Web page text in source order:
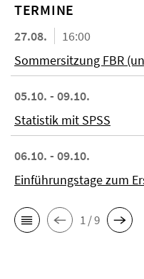
TERMINE
27.08.
16:00
Sommersitzung FBR
05.10. - 09.10.
Statistik mit SPSS
06.10. - 09.10.
Einführungstage zum
1 / 9